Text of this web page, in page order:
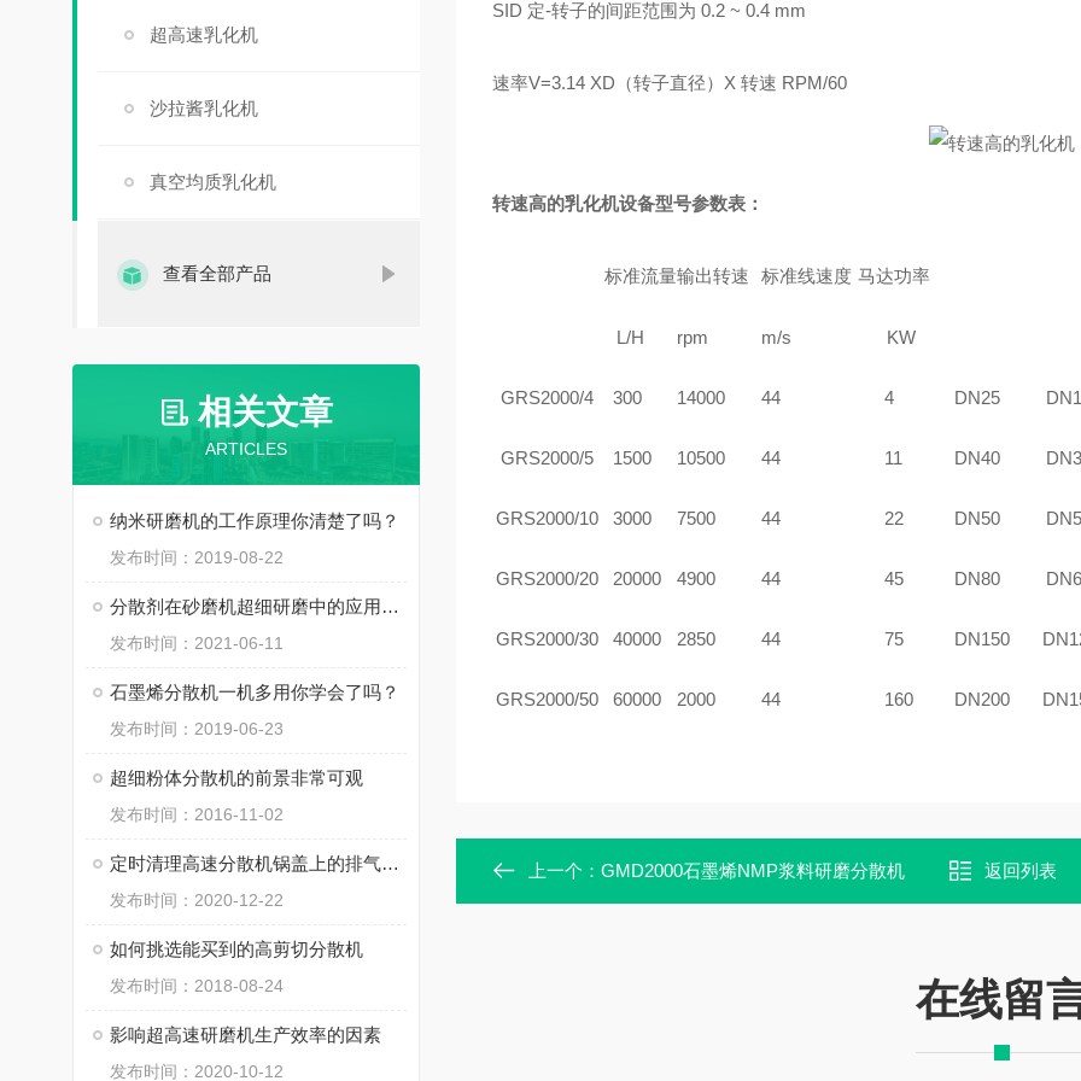
超高速乳化机
沙拉酱乳化机
真空均质乳化机
查看全部产品
相关文章
ARTICLES
纳米研磨机的工作原理你清楚了吗？
发布时间：2019-08-22
分散剂在砂磨机超细研磨中的应用原理及其要求
发布时间：2021-06-11
石墨烯分散机一机多用你学会了吗？
发布时间：2019-06-23
超细粉体分散机的前景非常可观
发布时间：2016-11-02
定时清理高速分散机锅盖上的排气过滤网布
发布时间：2020-12-22
如何挑选能买到的高剪切分散机
发布时间：2018-08-24
影响超高速研磨机生产效率的因素
发布时间：2020-10-12
SID 定-转子的间距范围为 0.2 ~ 0.4 mm
速率V=3.14 XD（转子直径）X 转速 RPM/60
转速高的乳化机设备型号参数表：
标准流量输出转速 标准线速度 马达功率
L/H rpm m/s KW
GRS2000/4 300 14000 44 4 DN25
GRS2000/5 1500 10500 44 11 DN40
GRS2000/10 3000 7500 44 22 DN50
GRS2000/20 20000 4900 44 45 DN80
GRS2000/30 40000 2850 44 75 DN150
GRS2000/50 60000 2000 44 160 DN200
上一个： GMD2000石墨烯NMP浆料研磨分散机 返回列表
在线留